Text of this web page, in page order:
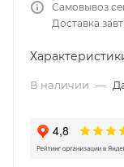
Самовывоз
Доставка
В наличии —